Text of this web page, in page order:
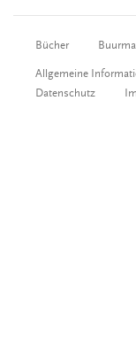
Bücher
Allgemeine
Datenschutz